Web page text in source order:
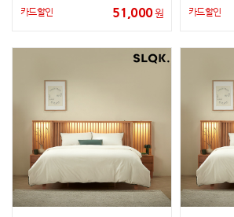
카드할인 51,000원 카드할인